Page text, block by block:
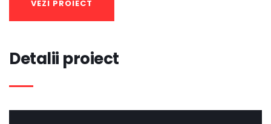
VEZI PROIECT
Detalii proiect